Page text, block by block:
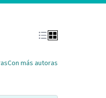
Con más autoras